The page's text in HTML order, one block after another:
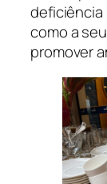
deficiência
como a
promover